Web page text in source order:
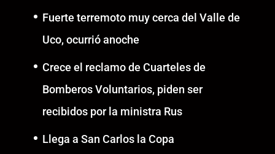
Fuerte terremoto muy cerca del Valle de
Uco, ocurrió anoche
Crece el reclamo de Cuarteles de
Bomberos Voluntarios, piden ser
recibidos por la ministra Rus
Llega a San Carlos la Copa